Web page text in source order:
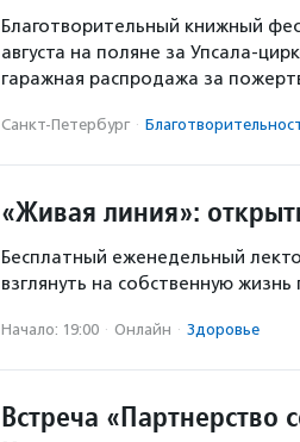
Благотворительный книжный
августа на поляне за Упсала-
гаражная распродажа за
Санкт-Петербург ·
«Живая линия»:
Бесплатный еженедельный
взглянуть на собственную
Начало: 19:00 · Онлайн · Здоровье
Встреча